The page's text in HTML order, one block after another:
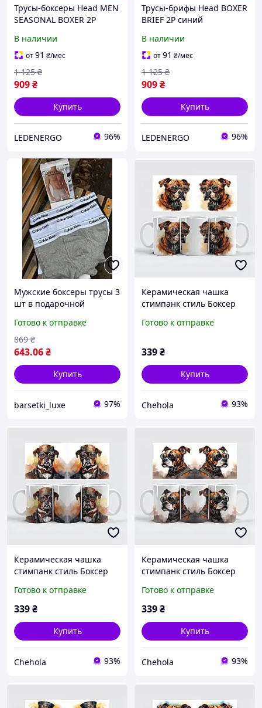
Трусы-боксеры Head MEN
SEASONAL BOXER 2P
мужчин M 95% хлопок 5%
эластан SKU_701219886-
001
В наличии
от91 ₴/мес
909₴
1 125 ₴
Купить
LEDENERGO 96%
Трусы-брифы Head BOXER
BRIEF 2P синий
M эластичная бавовна
для спорта и повседнев
SKU_100001753-003
В наличии
от91 ₴/мес
909₴
1 125 ₴
Купить
LEDENERGO 96%
Мужские боксеры трусы 3
шт в подарочной
мужское кельвин 3 шт
набор трусов для мужчин
трусы ск стильные
Готово к отправке
643.06₴
869 ₴
Купить
barsetki_luxe 97%
Керамическая чашка
стимпанк стиль Боксер
Готово к отправке
339₴
Купить
Chehola 93%
Керамическая чашка
стимпанк стиль Боксер
Готово к отправке
339₴
Купить
Chehola 93%
Керамическая чашка
стимпанк стиль Боксер
Готово к отправке
339₴
Купить
Chehola 93%